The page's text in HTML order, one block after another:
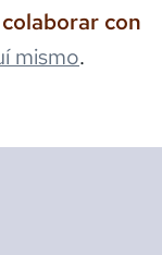
colaborar con
mismo.